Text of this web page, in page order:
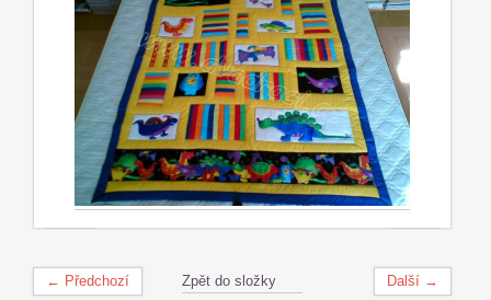
← Předchozí Další →
Zpět do složky